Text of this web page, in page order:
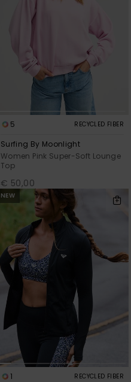
5 RECYCLED FIBER
Surfing By Moonlight
Women Pink Super-Soft Lounge
Top
€ 50,00
NEW
1 RECYCLED FIBER